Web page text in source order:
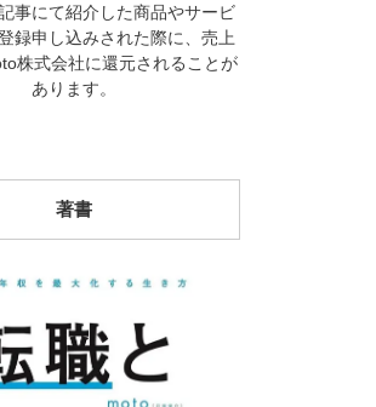
事にて紹介した商品やサービ
録申し込みされた際に、売上
株式会社に還元されることが
あります。
著書